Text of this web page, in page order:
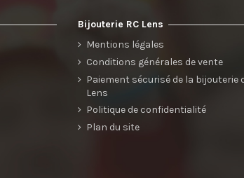
Bijouterie RC Lens
Mentions légales
Conditions générales de vente
Paiement sécurisé de la bijouterie
Lens
Politique de confidentialité
Plan du site